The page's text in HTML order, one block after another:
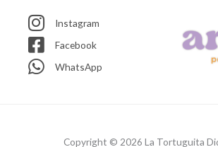
Instagram
Facebook
WhatsApp
Copyright © 2026 La Tortuguita